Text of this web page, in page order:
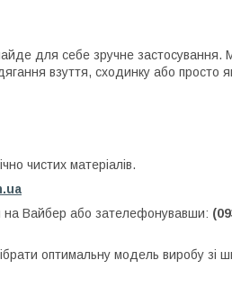
для себе зручне застосування.
взуття, сходинку або просто
чистих матеріалів.
на Вайбер або зателефонувавши:
оптимальну модель виробу зі